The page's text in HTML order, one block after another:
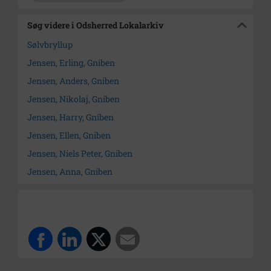
Søg videre i Odsherred Lokalarkiv
Sølvbryllup
Jensen, Erling, Gniben
Jensen, Anders, Gniben
Jensen, Nikolaj, Gniben
Jensen, Harry, Gniben
Jensen, Ellen, Gniben
Jensen, Niels Peter, Gniben
Jensen, Anna, Gniben